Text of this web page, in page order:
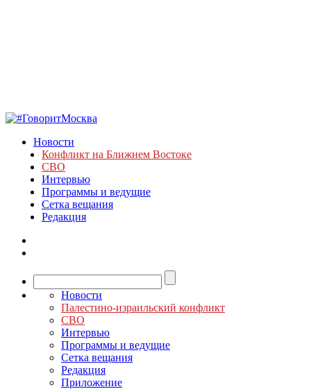
Новости
Конфликт на Ближнем Востоке
СВО
Интервью
Программы и ведущие
Сетка вещания
Редакция
Новости
Палестино-израильский конфликт
СВО
Интервью
Программы и ведущие
Сетка вещания
Редакция
Приложение